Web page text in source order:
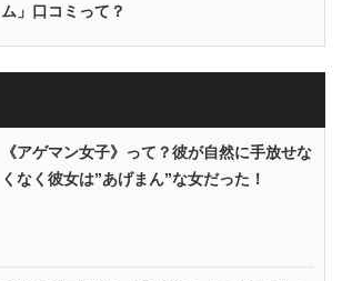
ム」口コミって？
《アゲマン女子》って？彼が自然に手放せな
くなく彼女は”あげまん”な女だった！